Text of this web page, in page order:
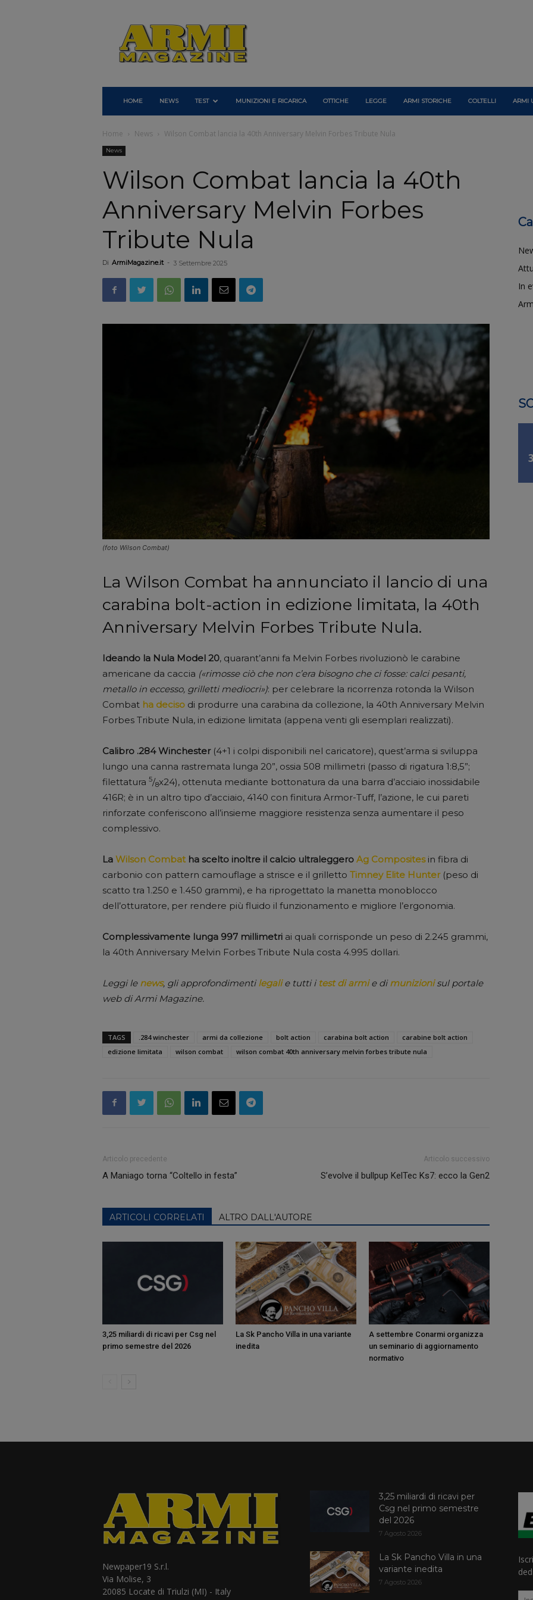
Armi
Magazine
HOME NEWS TEST MUNIZIONI E RICARICA OTTICHE LEGGE ARMI STORICHE COLTELLI ARMI
Home News Wilson Combat lancia la 40th Anniversary Melvin Forbes Tribute Nula
News
Wilson Combat lancia la 40th
Anniversary Melvin Forbes
Tribute Nula
Di ArmiMagazine.it - 3 Settembre 2025
(foto Wilson Combat)
La Wilson Combat ha annunciato il lancio di una
carabina bolt-action in edizione limitata, la 40th
Anniversary Melvin Forbes Tribute Nula.
Ideando la Nula Model 20, quarant’anni fa Melvin Forbes rivoluzionò le carabine
americane da caccia («rimosse ciò che non c’era bisogno che ci fosse: calci pesanti,
metallo in eccesso, grilletti mediocri»): per celebrare la ricorrenza rotonda la Wilson
Combat ha deciso di produrre una carabina da collezione, la 40th Anniversary Melvin
Forbes Tribute Nula, in edizione limitata (appena venti gli esemplari realizzati).
Calibro .284 Winchester(4+1 i colpi disponibili nel caricatore), quest’arma si sviluppa
lungo una canna rastremata lunga 20”, ossia 508 millimetri (passo di rigatura 1:8,5”;
filettatura 5/8x24), ottenuta mediante bottonatura da una barra d’acciaio inossidabile
416R; è in un altro tipo d’acciaio, 4140 con finitura Armor-Tuff, l’azione, le cui pareti
rinforzate conferiscono all’insieme maggiore resistenza senza aumentare il peso
complessivo.
La Wilson Combatha scelto inoltre il calcio ultraleggero Ag Compositesin fibra di
carbonio con pattern camouflage a strisce e il grilletto Timney Elite Hunter(peso di
scatto tra 1.250 e 1.450 grammi), e ha riprogettato la manetta monoblocco
dell’otturatore, per rendere più fluido il funzionamento e migliore l’ergonomia.
Complessivamente lunga 997 millimetri ai quali corrisponde un peso di 2.245 grammi,
la 40th Anniversary Melvin Forbes Tribute Nula costa 4.995 dollari.
Leggi le news, gli approfondimentilegalie tutti i test di armie dimunizionisul portale
web di Armi Magazine.
TAGS .284 winchester armi da collezione bolt action carabina bolt action
carabine bolt action
edizione limitata
wilson combat wilson combat 40th anniversary melvin forbes tribute nula
Articolo precedente
A Maniago torna “Coltello in festa”
Articolo successivo
S’evolve il bullpup KelTec Ks7: ecco la Gen2
ARTICOLI CORRELATI ALTRO DALL'AUTORE
3,25 miliardi di ricavi per Csg nel
primo semestre del 2026
La Sk Pancho Villa in una variante
inedita
A settembre Conarmi organizza
un seminario di aggiornamento
normativo
In
Newpaper19 S.r.l.
Via Molise, 3
20085 Locate di Triulzi (MI) - Italy
3,25 miliardi di ricavi per
Csg nel primo semestre
del 2026
7 Agosto 2026
La Sk Pancho Villa in una
variante inedita
7 Agosto 2026